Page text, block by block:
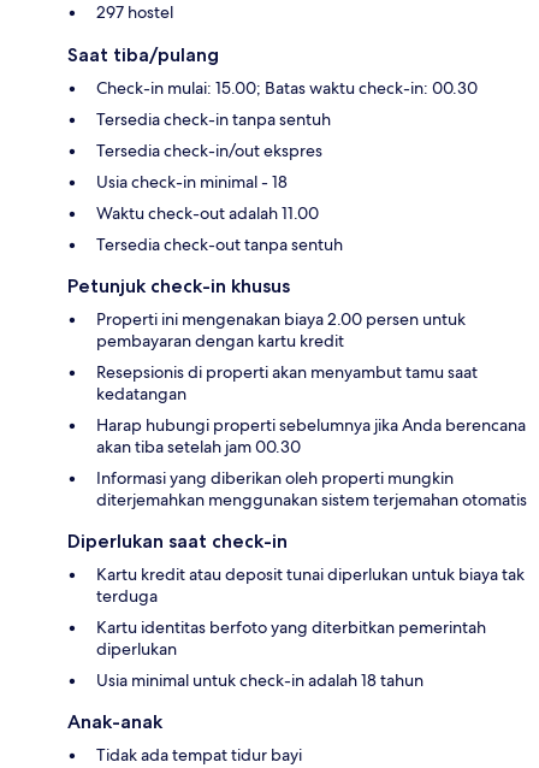
297 hostel
Saat tiba/pulang
Check-in mulai: 15.00; Batas waktu check-in: 00.30
Tersedia check-in tanpa sentuh
Tersedia check-in/out ekspres
Usia check-in minimal - 18
Waktu check-out adalah 11.00
Tersedia check-out tanpa sentuh
Petunjuk check-in khusus
Properti ini mengenakan biaya 2.00 persen untuk
pembayaran dengan kartu kredit
Resepsionis di properti akan menyambut tamu saat
kedatangan
Harap hubungi properti sebelumnya jika Anda berencana
akan tiba setelah jam 00.30
Informasi yang diberikan oleh properti mungkin
diterjemahkan menggunakan sistem terjemahan otomatis
Diperlukan saat check-in
Kartu kredit atau deposit tunai diperlukan untuk biaya tak
terduga
Kartu identitas berfoto yang diterbitkan pemerintah
diperlukan
Usia minimal untuk check-in adalah 18 tahun
Anak-anak
Tidak ada tempat tidur bayi